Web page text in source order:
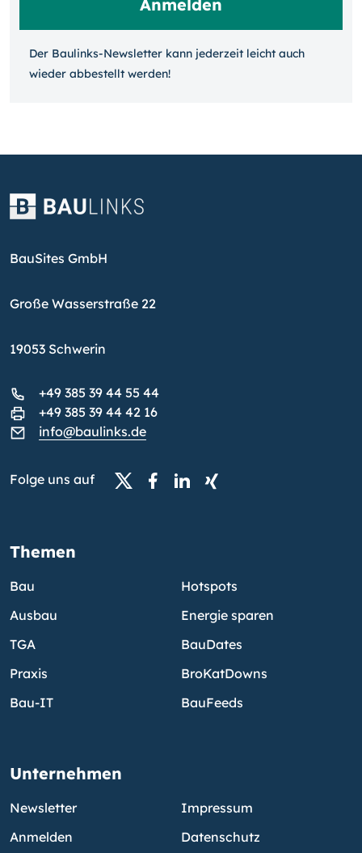
Der Baulinks-Newsletter kann jeder­zeit leicht auch
wieder ab­bestellt werden!
BauSites GmbH
Große Wasserstraße 22
19053 Schwerin
+49 385 39 44 55 44
+49 385 39 44 42 16
info@baulinks.de
Folge uns auf
Themen
Bau
Ausbau
TGA
Praxis
Bau-IT
Hotspots
Energie sparen
BauDates
BroKatDowns
BauFeeds
Unternehmen
Newsletter
Anmelden
Impressum
Datenschutz